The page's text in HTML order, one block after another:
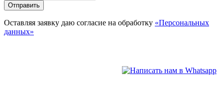
Отправить
Оставляя заявку даю согласие на обработку «Персональных
данных»